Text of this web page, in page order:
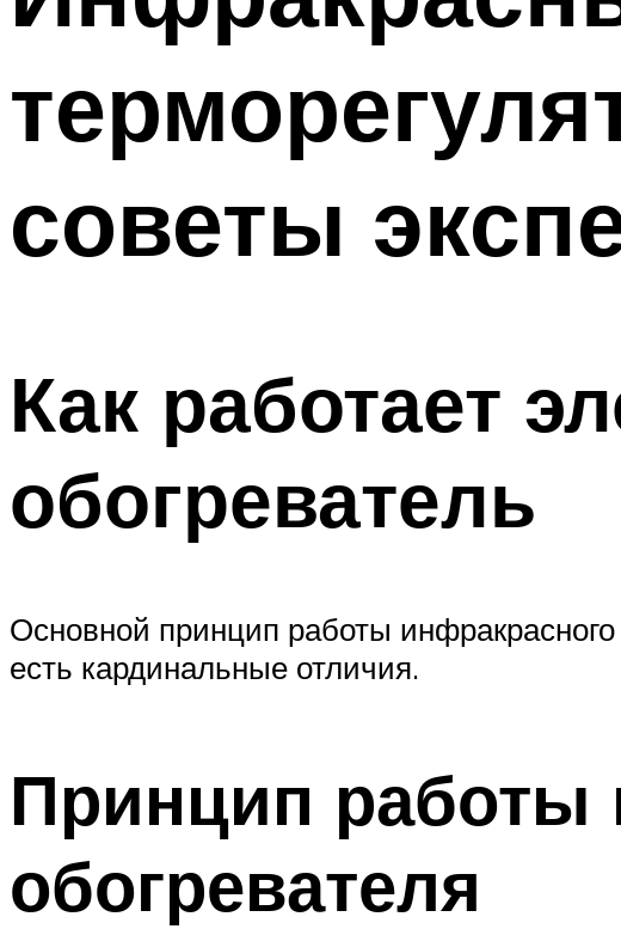
советы
Как работает
обогреватель
Основной принцип работы
есть кардинальные отличия.
Принцип работы
обогревателя